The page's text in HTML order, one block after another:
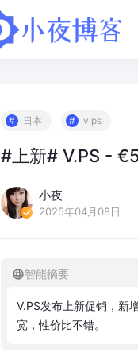
日本 v.ps
#上新# V.PS -
小夜
2025年04月08日
智能摘要
V.PS发布 上新促销 ， 新
宽 ，性价比不错。